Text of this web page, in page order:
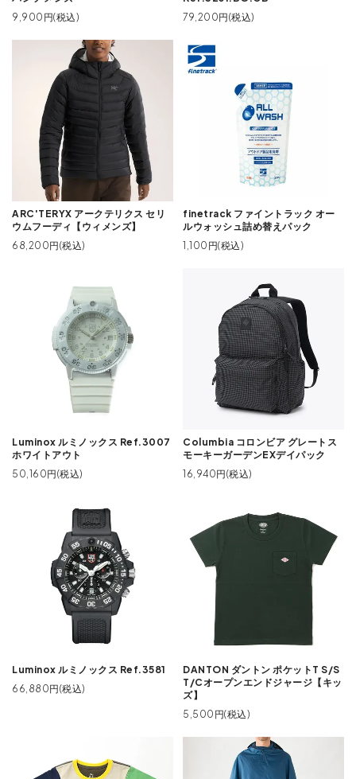
9,900円(税込)
79,200円(税込)
ARC'TERYX アークテリクス セリ
ウムフーディ【ウィメンズ】
68,200円(税込)
finetrack ファイントラック オー
ルウォッシュ詰め替えパック
1,100円(税込)
Luminox ルミノックス Ref.3007
ホワイトアウト
50,160円(税込)
Columbia コロンビア グレートス
モーキーガーデンEXデイパック
16,940円(税込)
Luminox ルミノックス Ref.3581
66,880円(税込)
DANTON ダントン ポケットT S/S
T/Cオープンエンドジャージ【キッ
ズ】
5,500円(税込)